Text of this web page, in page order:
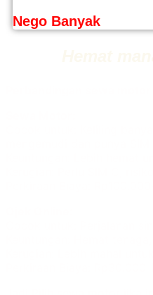
Nego Banyak